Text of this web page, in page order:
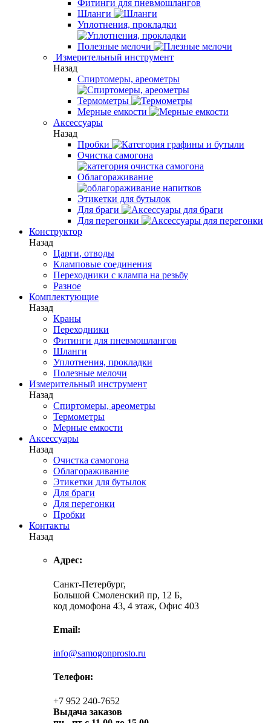
Фитинги для пневмошлангов
Шланги
Уплотнения, прокладки
Полезные мелочи
Измерительный инструмент
Назад
Спиртомеры, ареометры
Термометры
Мерные емкости
Аксессуары
Назад
Пробки
Очистка самогона
Облагораживание
Этикетки для бутылок
Для браги
Для перегонки
Конструктор
Назад
Царги, отводы
Кламповые соединения
Переходники с клампа на резьбу
Разное
Комплектующие
Назад
Краны
Переходники
Фитинги для пневмошлангов
Шланги
Уплотнения, прокладки
Полезные мелочи
Измерительный инструмент
Назад
Спиртомеры, ареометры
Термометры
Мерные емкости
Аксессуары
Назад
Очистка самогона
Облагораживание
Этикетки для бутылок
Для браги
Для перегонки
Пробки
Контакты
Назад
Адрес:
Санкт-Петербург,
Большой Смоленский пр, 12 Б,
код домофона 43, 4 этаж, Офис 403
Email:
info@samogonprosto.ru
Телефон:
+7 952 240-7652
Выдача заказов